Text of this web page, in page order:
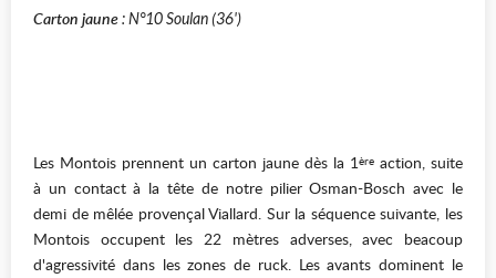
Carton jaune: N°10 Soulan (36')
Les Montois prennent un carton jaune dès la 1ère action, suite
à un contact à la tête de notre pilier Osman-Bosch avec le
demi de mêlée provençal Viallard. Sur la séquence suivante, les
Montois occupent les 22 mètres adverses, avec beacoup
d'agressivité dans les zones de ruck. Les avants dominent le